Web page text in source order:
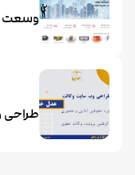
وسعت
طراحی